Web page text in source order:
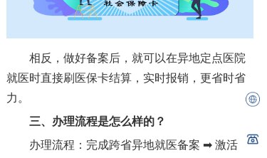
相反，做好备案后，就可以在异地定点医院
就医时直接刷医保卡结算，实时报销，更省时省
力。
三、办理流程是怎么样的？
办理流程：完成跨省异地就医备案 ➡ 激活医